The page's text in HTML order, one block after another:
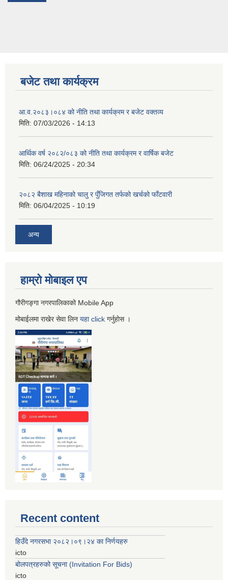
बजेट तथा कार्यक्रम
आ.व.२०८३।०८४ को नीति तथा कार्यक्रम र बजेट वक्तव्य
मिति: 07/03/2026 - 14:13
आर्थिक वर्ष २०८२/०८३ को नीति तथा कार्यक्रम र वार्षिक बजेट
मिति: 06/24/2025 - 20:34
२०८२ बैशाख महिनाको चालु र पुँजिगत तर्फको खर्चको फाँटवारी
मिति: 06/04/2025 - 10:19
अन्य
हाम्रो माेबाइल एप
गौरीगङ्गा नगरपालिकाको Mobile App
मोबाईलमा राखेर सेवा लिन यहाclick गर्नुहाेस ।
Recent content
हिउँदे नगरसभा २०८२।०९।२४ का निर्णयहरु
icto
बोलपत्रहरुको सूचना (Invitation For Bids)
icto